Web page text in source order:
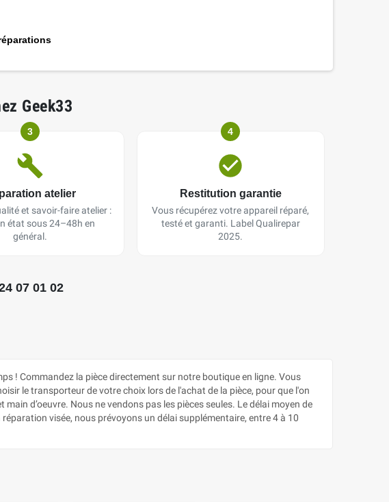
Geek33
3
atelier
et savoir-faire atelier :
état sous 24–48h en
général.
4
Restitution garantie
Vous récupérez votre appareil réparé,
testé et garanti. Label Qualirepar
2025.
07 01 02
! Commandez la pièce directement sur notre boutique en ligne. Vous
le transporteur de votre choix lors de l'achat de la pièce, pour que l'on
d’oeuvre. Nous ne vendons pas les pièces seules. Le délai moyen de
visée, nous prévoyons un délai supplémentaire, entre 4 à 10